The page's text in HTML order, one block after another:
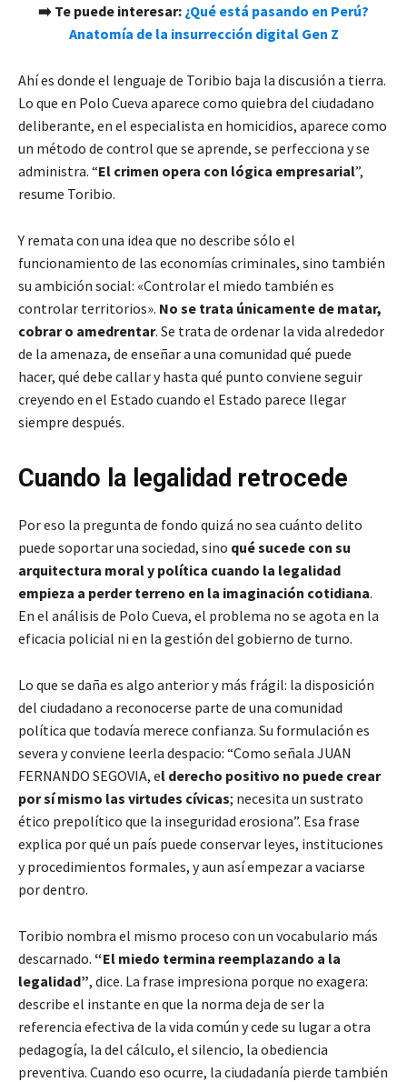
➡️ Te puede interesar: ¿Qué está pasando en Perú?
Anatomía de la insurrección digital Gen Z
Ahí es donde el lenguaje de Toribio baja la discusión a tierra.
Lo que en Polo Cueva aparece como quiebra del ciudadano
deliberante, en el especialista en homicidios, aparece como
un método de control que se aprende, se perfecciona y se
administra. “El crimen opera con lógica empresarial”,
resume Toribio.
Y remata con una idea que no describe sólo el
funcionamiento de las economías criminales, sino también
su ambición social: «Controlar el miedo también es
controlar territorios». No se trata únicamente de matar,
cobrar o amedrentar. Se trata de ordenar la vida alrededor
de la amenaza, de enseñar a una comunidad qué puede
hacer, qué debe callar y hasta qué punto conviene seguir
creyendo en el Estado cuando el Estado parece llegar
siempre después.
Cuando la legalidad retrocede
Por eso la pregunta de fondo quizá no sea cuánto delito
puede soportar una sociedad, sino qué sucede con su
arquitectura moral y política cuando la legalidad
empieza a perder terreno en la imaginación cotidiana.
En el análisis de Polo Cueva, el problema no se agota en la
eficacia policial ni en la gestión del gobierno de turno.
Lo que se daña es algo anterior y más frágil: la disposición
del ciudadano a reconocerse parte de una comunidad
política que todavía merece confianza. Su formulación es
severa y conviene leerla despacio: “Como señala JUAN
FERNANDO SEGOVIA, el derecho positivo no puede crear
por sí mismo las virtudes cívicas; necesita un sustrato
ético prepolítico que la inseguridad erosiona”. Esa frase
explica por qué un país puede conservar leyes, instituciones
y procedimientos formales, y aun así empezar a vaciarse
por dentro.
Toribio nombra el mismo proceso con un vocabulario más
descarnado. “El miedo termina reemplazando a la
legalidad”, dice. La frase impresiona porque no exagera:
describe el instante en que la norma deja de ser la
referencia efectiva de la vida común y cede su lugar a otra
pedagogía, la del cálculo, el silencio, la obediencia
preventiva. Cuando eso ocurre, la ciudadanía pierde también